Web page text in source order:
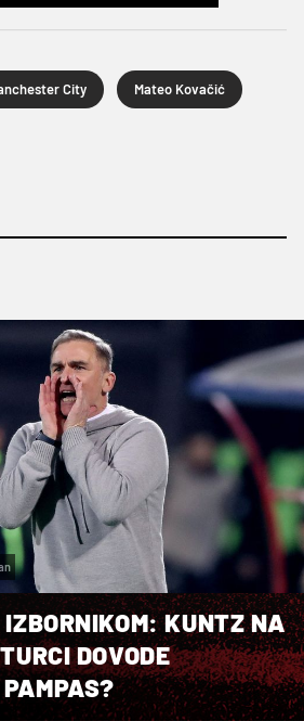
City Mateo Kovačić
KUNTZ NA
DOVODE